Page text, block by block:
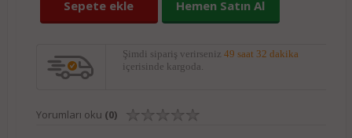
Sepete ekle Hemen Satın Al
Şimdi sipariş verirseniz 49 saat 32 dakika
içerisinde kargoda.
Yorumları oku (0)